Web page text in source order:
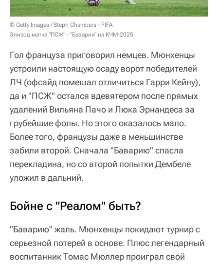
© Getty Images / Steph Chambers - FIFA
Эпизод матча "ПСЖ" - "Бавария" на КЧМ-2025
Гол француза приговорил немцев. Мюнхенцы
устроили настоящую осаду ворот победителей
ЛЧ (офсайд помешал отличиться Гарри Кейну),
да и "ПСЖ" остался вдевятером после прямых
удалений Вильяна Пачо и Люка Эрнандеса за
грубейшие фолы. Но этого оказалось мало.
Более того, французы даже в меньшинстве
забили второй. Сначала "Баварию" спасла
перекладина, но со второй попытки Дембеле
уложил в дальний.
Бойне с "Реалом" быть?
"Баварию" жаль. Мюнхенцы покидают турнир с
серьезной потерей в основе. Плюс легендарный
воспитанник Томас Мюллер проиграл свой